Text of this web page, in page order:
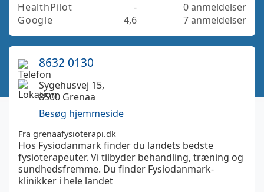
HealthPilot
-
0 anmeldelser
Google
4,6 7 anmeldelser
8632 0130
Sygehusvej 15,
8500 Grenaa
Besøg hjemmeside
Fra grenaafysioterapi.dk
Hos Fysiodanmark finder du landets bedste
fysioterapeuter. Vi tilbyder behandling, træning og
sundhedsfremme. Du finder Fysiodanmark-
klinikker i hele landet